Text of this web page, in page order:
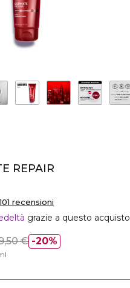
REPAIR
101 recensioni
grazie a questo acquisto
20%
€